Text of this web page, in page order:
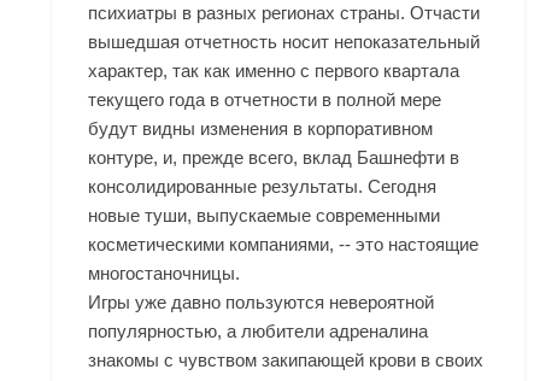
психиатры в разных регионах страны. Отчасти
вышедшая отчетность носит непоказательный
характер, так как именно с первого квартала
текущего года в отчетности в полной мере
будут видны изменения в корпоративном
контуре, и, прежде всего, вклад Башнефти в
консолидированные результаты. Сегодня
новые туши, выпускаемые современными
косметическими компаниями, -- это настоящие
многостаночницы.
Игры уже давно пользуются невероятной
популярностью, а любители адреналина
знакомы с чувством закипающей крови в своих